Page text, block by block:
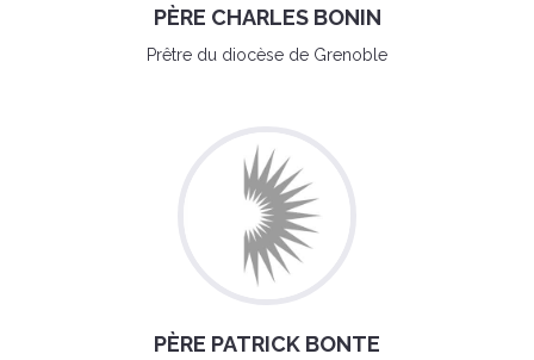
PÈRE CHARLES BONIN
Prêtre du diocèse de Grenoble
PÈRE PATRICK BONTE